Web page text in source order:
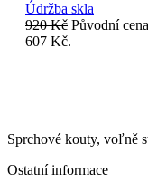
Údržba skla
920Kč Původní
607 Kč.
Sprchové kouty, voľně
Ostatní informace